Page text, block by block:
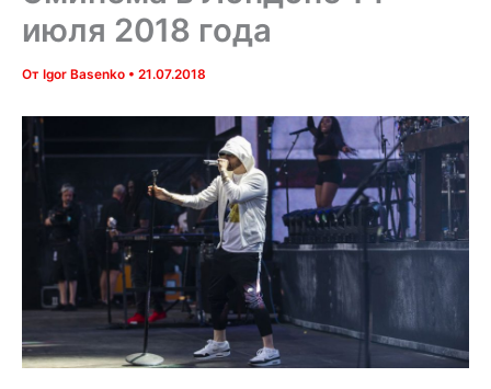
июля 2018 года
От Igor Basenko • 21.07.2018